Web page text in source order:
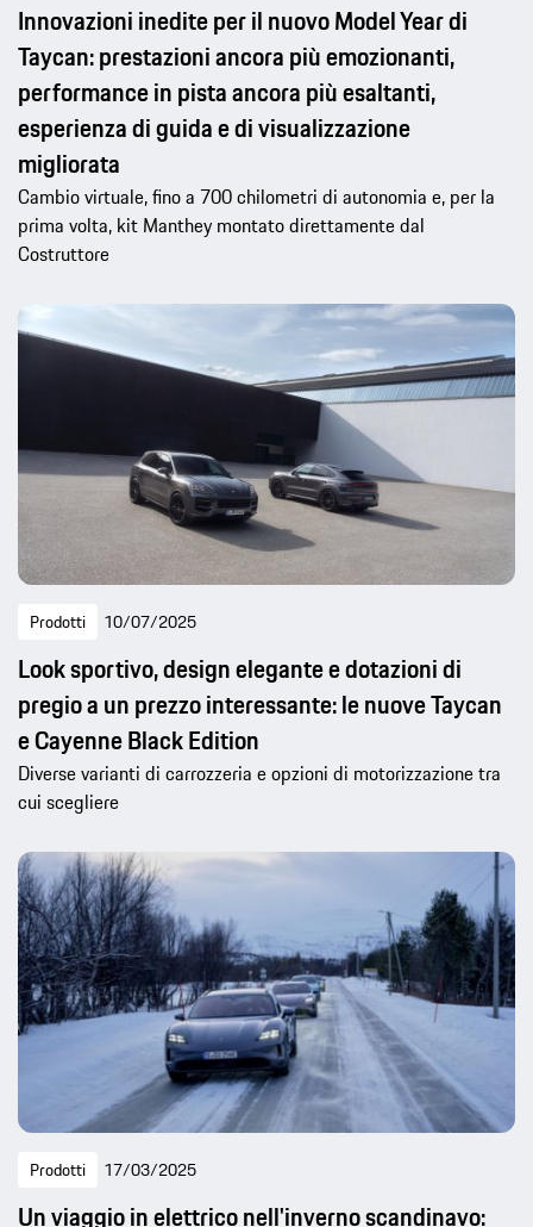
Innovazioni inedite per il nuovo Model Year di
Taycan: prestazioni ancora più emozionanti,
performance in pista ancora più esaltanti,
esperienza di guida e di visualizzazione
migliorata
Cambio virtuale, fino a 700 chilometri di autonomia e, per la
prima volta, kit Manthey montato direttamente dal
Costruttore
Prodotti 10/07/2025
Look sportivo, design elegante e dotazioni di
pregio a un prezzo interessante: le nuove Taycan
e Cayenne Black Edition
Diverse varianti di carrozzeria e opzioni di motorizzazione tra
cui scegliere
Prodotti 17/03/2025
Un viaggio in elettrico nell'inverno scandinavo: